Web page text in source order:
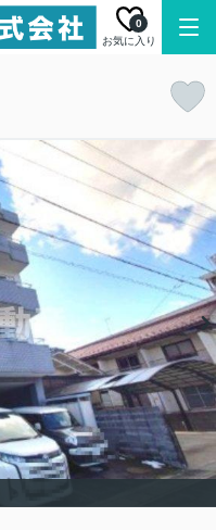
お気に入り
0